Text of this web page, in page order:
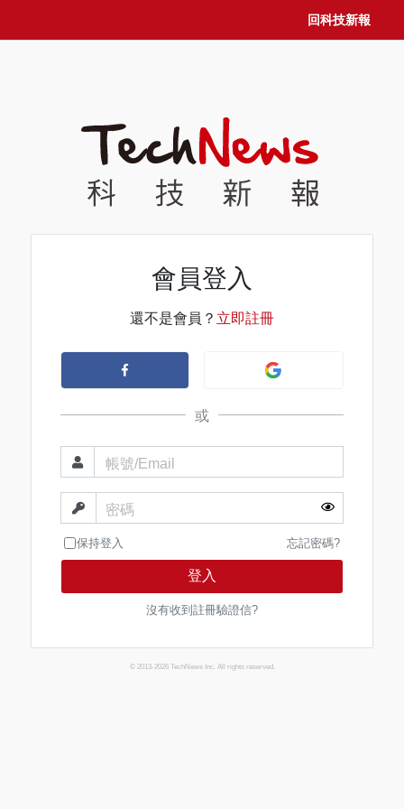
回科技新報
會員登入
還不是會員？ 立即註冊
或
帳號/Email
密碼
保持登入 忘記密碼?
登入
沒有收到註冊驗證信?
© 2013-2026 TechNews Inc. All rights reserved.